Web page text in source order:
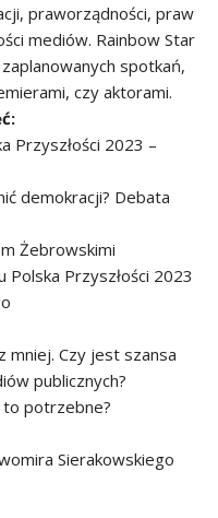
praworządności, praw
mediów. Rainbow Star
spotkań,
czy aktorami.
Przyszłości 2023 –
demokracji? Debata
Żebrowskimi
Przyszłości 2023
mniej. Czy jest szansa
publicznych?
to potrzebne?
Sierakowskiego